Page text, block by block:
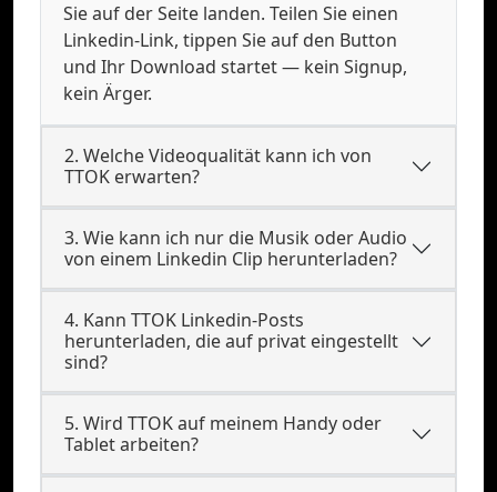
Sie auf der Seite landen. Teilen Sie einen
Linkedin-Link, tippen Sie auf den Button
und Ihr Download startet — kein Signup,
kein Ärger.
2. Welche Videoqualität kann ich von
TTOK erwarten?
3. Wie kann ich nur die Musik oder Audio
von einem Linkedin Clip herunterladen?
4. Kann TTOK Linkedin-Posts
herunterladen, die auf privat eingestellt
sind?
5. Wird TTOK auf meinem Handy oder
Tablet arbeiten?